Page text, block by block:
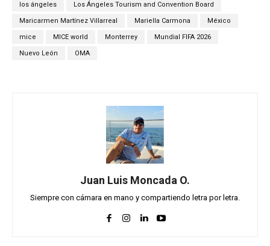
los ángeles Los Ángeles Tourism and Convention Board
Maricarmen Martínez Villarreal Mariella Carmona México
mice MICE world Monterrey Mundial FIFA 2026
Nuevo León OMA
Juan Luis Moncada O.
Siempre con cámara en mano y compartiendo letra por letra.